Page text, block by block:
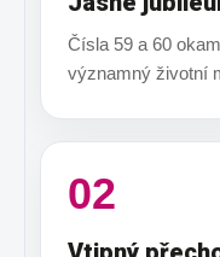
Čísla 59 a 60
významný životní
02